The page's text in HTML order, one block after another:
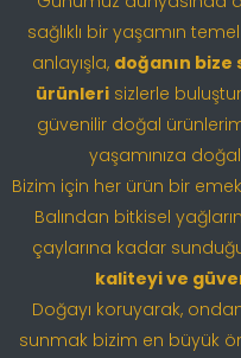
sağlıklı bir yaşamın
anlayışla, doğanın
ürünleri sizlerle
güvenilir doğal
yaşamınıza
Bizim için her ürün bir
Balından bitkisel
çaylarına kadar
kaliteyi ve
Doğayı koruyarak,
sunmak bizim en büyük